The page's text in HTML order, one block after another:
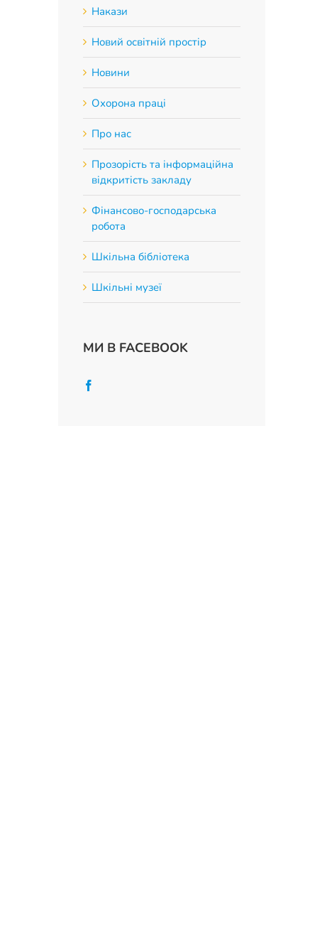
Накази
Новий освітній простір
Новини
Охорона праці
Про нас
Прозорість та інформаційна
відкритість закладу
Фінансово-господарська
робота
Шкільна бібліотека
Шкільні музеї
МИ В FACEBOOK